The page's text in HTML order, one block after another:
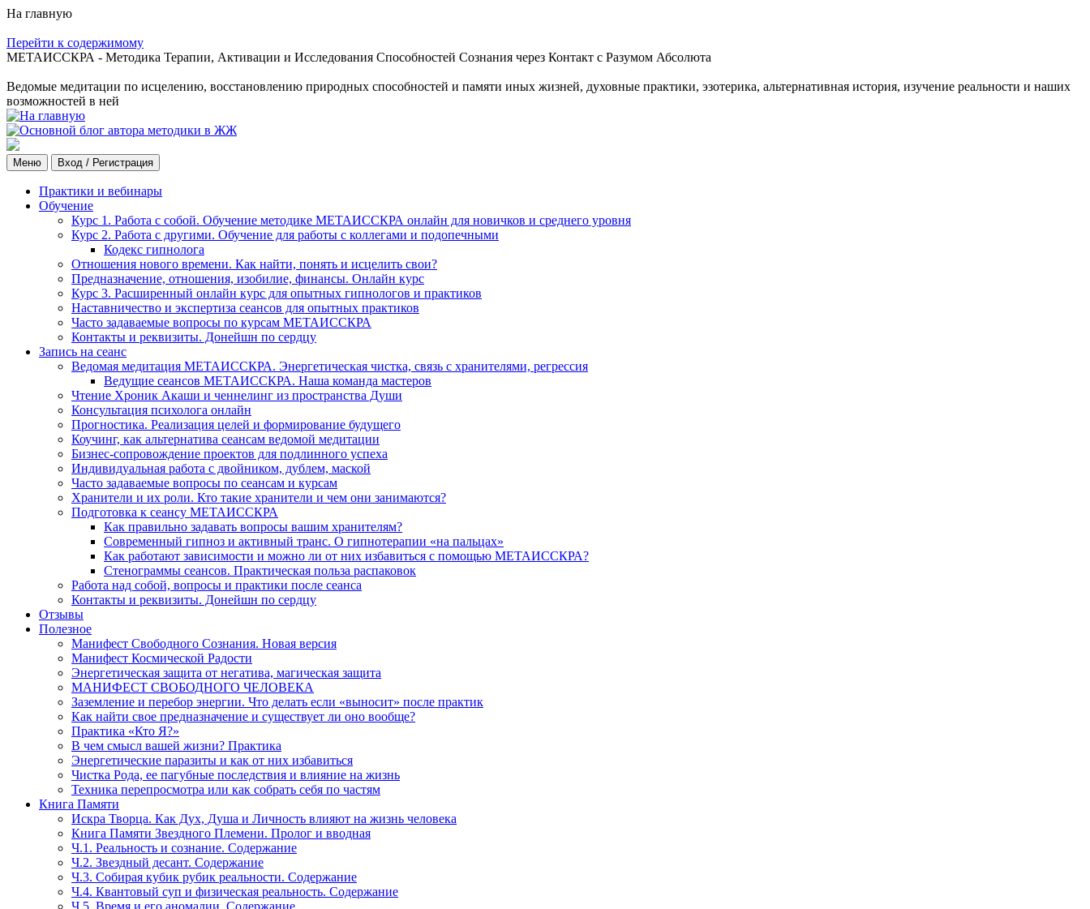
На главную
Перейти к содержимому
МЕТАИССКРА - Методика Терапии, Активации и Исследования Способностей Сознания через Контакт с Разумом Абсолюта
Ведомые медитации по исцелению, восстановлению природных способностей и памяти иных жизней, духовные практики, эзотерика, альтернативная история, изучение реальности и наших
возможностей в ней
Меню Вход / Регистрация
Практики и вебинары
Обучение
Курс 1. Работа с собой. Обучение методике МЕТАИССКРА онлайн для новичков и среднего уровня
Курс 2. Работа с другими. Обучение для работы с коллегами и подопечными
Кодекс гипнолога
Отношения нового времени. Как найти, понять и исцелить свои?
Предназначение, отношения, изобилие, финансы. Онлайн курс
Курс 3. Расширенный онлайн курс для опытных гипнологов и практиков
Наставничество и экспертиза сеансов для опытных практиков
Часто задаваемые вопросы по курсам МЕТАИССКРА
Контакты и реквизиты. Донейшн по сердцу
Запись на сеанс
Ведомая медитация МЕТАИССКРА. Энергетическая чистка, связь с хранителями, регрессия
Ведущие сеансов МЕТАИССКРА. Наша команда мастеров
Чтение Хроник Акаши и ченнелинг из пространства Души
Консультация психолога онлайн
Прогностика. Реализация целей и формирование будущего
Коучинг, как альтернатива сеансам ведомой медитации
Бизнес-сопровождение проектов для подлинного успеха
Индивидуальная работа с двойником, дублем, маской
Часто задаваемые вопросы по сеансам и курсам
Хранители и их роли. Кто такие хранители и чем они занимаются?
Подготовка к сеансу МЕТАИССКРА
Как правильно задавать вопросы вашим хранителям?
Современный гипноз и активный транс. О гипнотерапии «на пальцах»
Как работают зависимости и можно ли от них избавиться с помощью МЕТАИССКРА?
Стенограммы сеансов. Практическая польза распаковок
Работа над собой, вопросы и практики после сеанса
Контакты и реквизиты. Донейшн по сердцу
Отзывы
Полезное
Манифест Свободного Сознания. Новая версия
Манифест Космической Радости
Энергетическая защита от негатива, магическая защита
МАНИФЕСТ СВОБОДНОГО ЧЕЛОВЕКА
Заземление и перебор энергии. Что делать если «выносит» после практик
Как найти свое предназначение и существует ли оно вообще?
Практика «Кто Я?»
В чем смысл вашей жизни? Практика
Энергетические паразиты и как от них избавиться
Чистка Рода, ее пагубные последствия и влияние на жизнь
Техника перепросмотра или как собрать себя по частям
Книга Памяти
Искра Творца. Как Дух, Душа и Личность влияют на жизнь человека
Книга Памяти Звездного Племени. Пролог и вводная
Ч.1. Реальность и сознание. Содержание
Ч.2. Звездный десант. Содержание
Ч.3. Собирая кубик рубик реальности. Содержание
Ч.4. Квантовый суп и физическая реальность. Содержание
Ч.5. Время и его аномалии. Содержание